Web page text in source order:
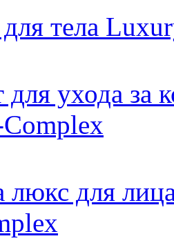
тела
для ухода за
люкс для